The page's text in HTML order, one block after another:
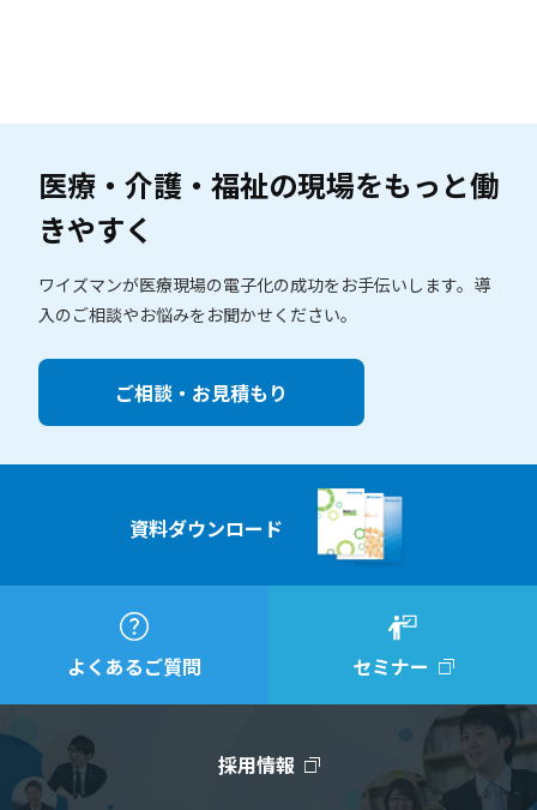
医療・介護・福祉の現場をもっと働
きやすく
ワイズマンが医療現場の電子化の成功をお手伝いします。 導
入のご相談やお悩みをお聞かせください。
ご相談・お見積もり
資料ダウンロード
よくあるご質問 セミナー
採用情報